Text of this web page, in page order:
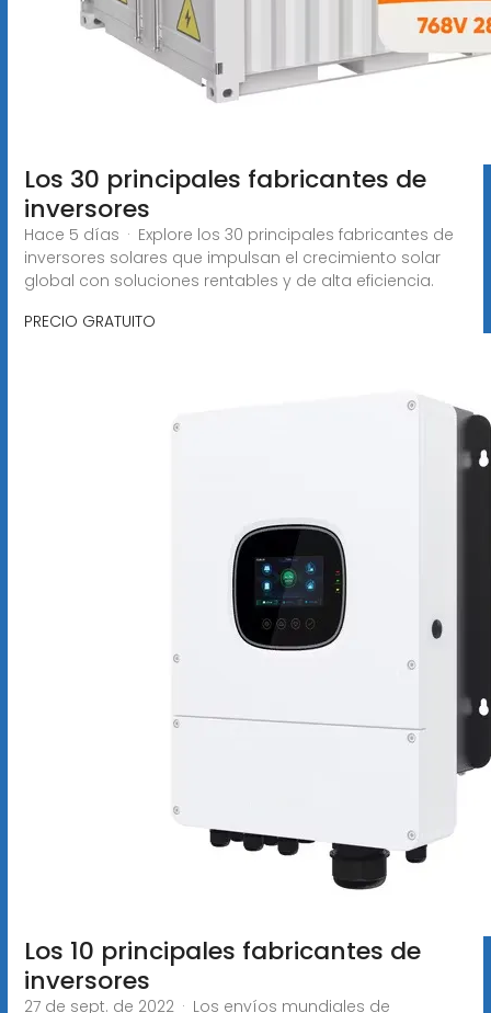
Los 30 principales fabricantes de
inversores
Hace 5 días · Explore los 30 principales fabricantes de
inversores solares que impulsan el crecimiento solar
global con soluciones rentables y de alta eficiencia.
PRECIO GRATUITO
Los 10 principales fabricantes de
inversores
27 de sept. de 2022 · Los envíos mundiales de